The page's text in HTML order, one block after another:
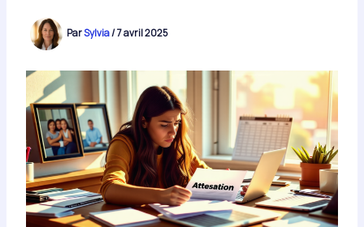
ParSylvia/7 avril 2025